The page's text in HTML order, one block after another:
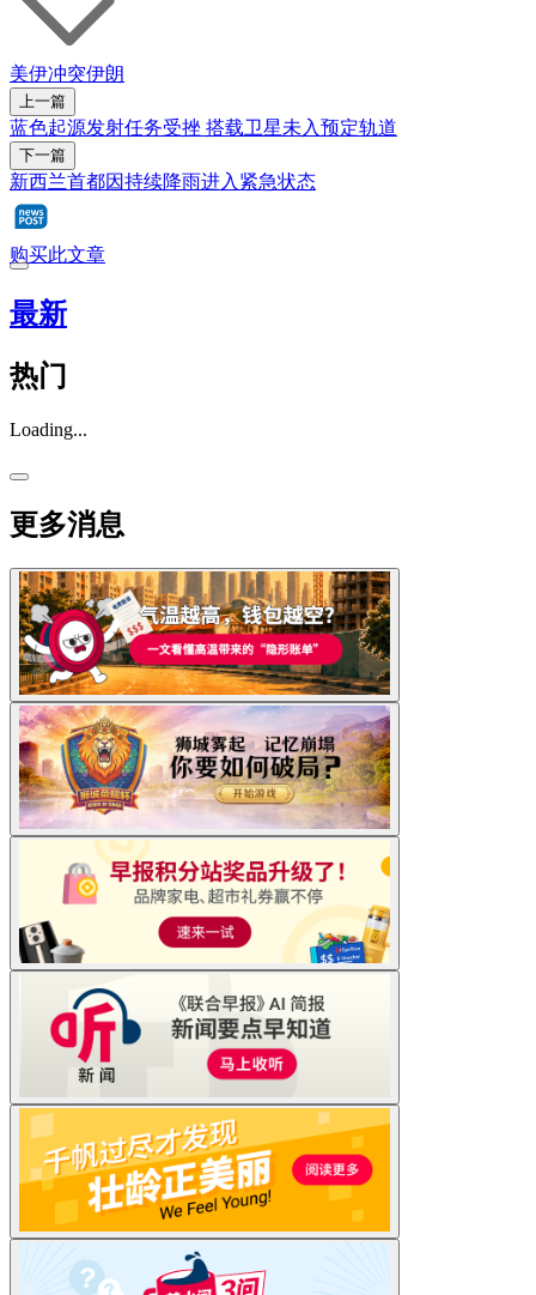
美伊冲突伊朗
上一篇
蓝色起源发射任务受挫 搭载卫星未入预定轨道
下一篇
新西兰首都因持续降雨进入紧急状态
购买此文章
最新
热门
Loading...
更多消息